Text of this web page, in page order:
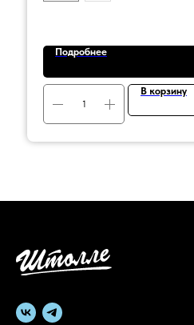
Подробнее
В корзину